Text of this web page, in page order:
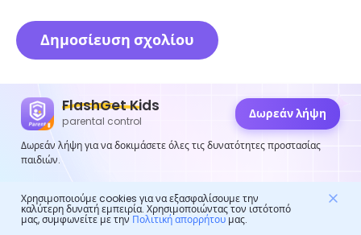
Γονικός έλεγχος
Πώς να δείτε τα διαγραμμένα μηνύματα στο
Ειδοποιεί το Telegram τα στιγμιότυπα οθόνης:
Ένας οδηγός βήμα προς βήμα
FlashGet Kids
parental control
Δωρεάν λήψη
Δωρεάν λήψη για να δοκιμάσετε όλες τις δυνατότητες προστασίας
παιδιών.
Χρησιμοποιούμε cookies για να εξασφαλίσουμε την
καλύτερη δυνατή εμπειρία. Χρησιμοποιώντας τον ιστότοπό
μας, συμφωνείτε με την Πολιτική απορρήτουμας.